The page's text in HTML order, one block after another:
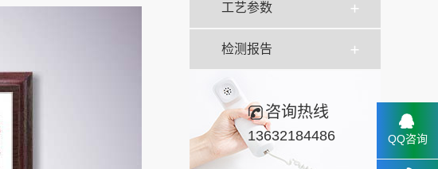
工艺参数
检测报告
咨询热线
13632184486 QQ咨询